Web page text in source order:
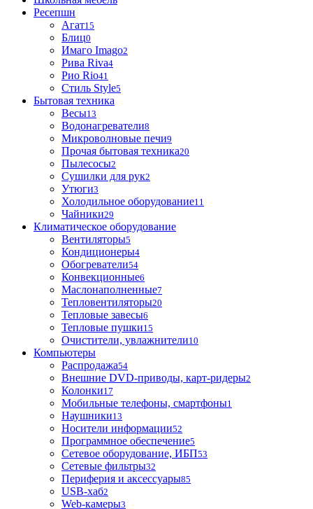
Ресепшн
Агат15
Блиц0
Имаго Imago2
Рива Riva4
Рио Rio41
Стиль Style5
Бытовая техника
Весы13
Водонагреватели8
Микроволновые печи9
Прочая бытовая техника20
Пылесосы2
Сушилки для рук2
Утюги3
Холодильное оборудование11
Чайники29
Климатическое оборудование
Вентиляторы5
Кондиционеры4
Обогреватели54
Конвекционные6
Маслонаполненные7
Тепловентиляторы20
Тепловые завесы6
Тепловые пушки15
Очистители, увлажнители10
Компьютеры
Распродажа54
Внешние DVD-приводы, карт-ридеры2
Колонки17
Мобильные телефоны, смартфоны1
Наушники13
Носители информации52
Программное обеспечение5
Сетевое оборудование, ИБП53
Сетевые фильтры32
Периферия и аксессуары85
USB-хаб2
Web-камеры3